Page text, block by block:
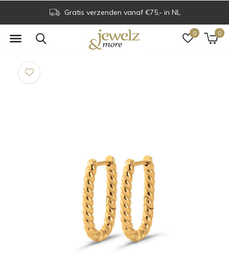
0 0
Gratis verzenden vanaf €75,- in NL